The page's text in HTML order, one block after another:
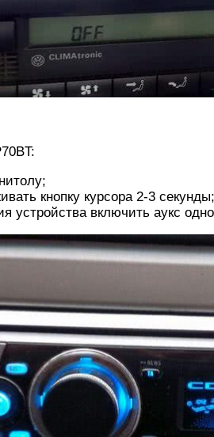
кнопку курсора 2-3 секунды;
устройства включить аукс